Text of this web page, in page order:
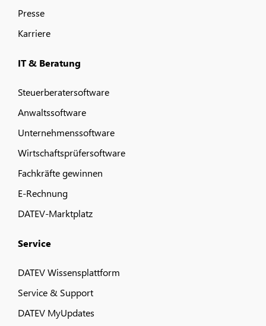
Presse
Karriere
IT & Beratung
Steuerberatersoftware
Anwaltssoftware
Unternehmenssoftware
Wirtschaftsprüfersoftware
Fachkräfte gewinnen
E-Rechnung
DATEV-Marktplatz
Service
DATEV Wissensplattform
Service & Support
DATEV MyUpdates